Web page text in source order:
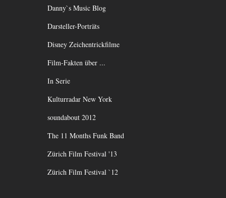
Danny`s Music Blog
Darsteller-Porträts
Disney Zeichentrickfilme
Film-Fakten über ...
In Serie
Kulturradar New York
soundabout 2012
The 11 Months Funk Band
Zürich Film Festival '13
Zürich Film Festival `12